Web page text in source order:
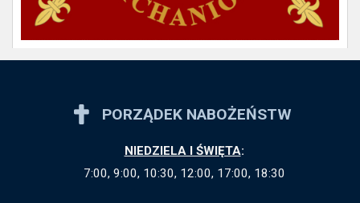
PORZĄDEK NABOŻEŃSTW
NIEDZIELA I ŚWIĘTA:
7:00, 9:00, 10:30, 12:00, 17:00, 18:30